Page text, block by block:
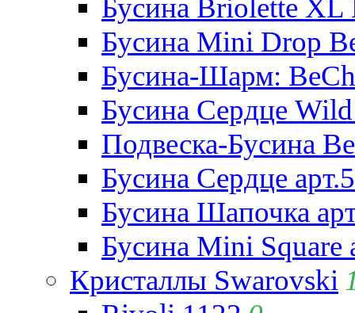
Бусина Briolette XL
Бусина Mini Drop
Бусина-Шарм:
Бусина Сердце
Подвеска-Бусина
Бусина Сердце
Бусина Шапочка
Бусина Mini Square
Кристаллы Swarovski